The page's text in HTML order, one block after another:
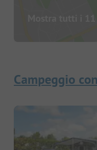
Mostra tutti i
Campeggio